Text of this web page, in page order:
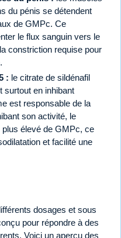
du pénis se détendent
de GMPc. Ce
le flux sanguin vers le
constriction requise pour
: le citrate de sildénafil
surtout en inhibant
est responsable de la
son activité, le
élevé de GMPc, ce
et facilité une
dosages et sous
pour répondre à des
Voici un aperçu des